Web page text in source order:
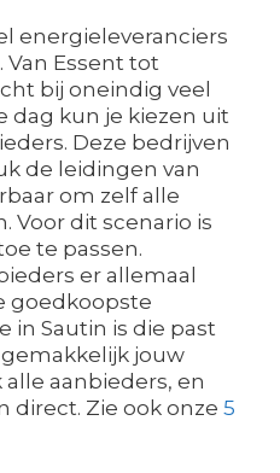
energieleveranciers
Essent tot
bij oneindig veel
dag kun je kiezen uit
Deze bedrijven
de leidingen van
om zelf alle
Voor dit scenario is
te passen.
er allemaal
goedkoopste
in Sautin is die past
jouw
aanbieders, en
direct. Zie ook onze 5